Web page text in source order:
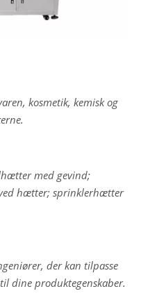
kosmetik, kemisk og
med gevind;
hætter; sprinklerhætter
der kan tilpasse
dine produktegenskaber.